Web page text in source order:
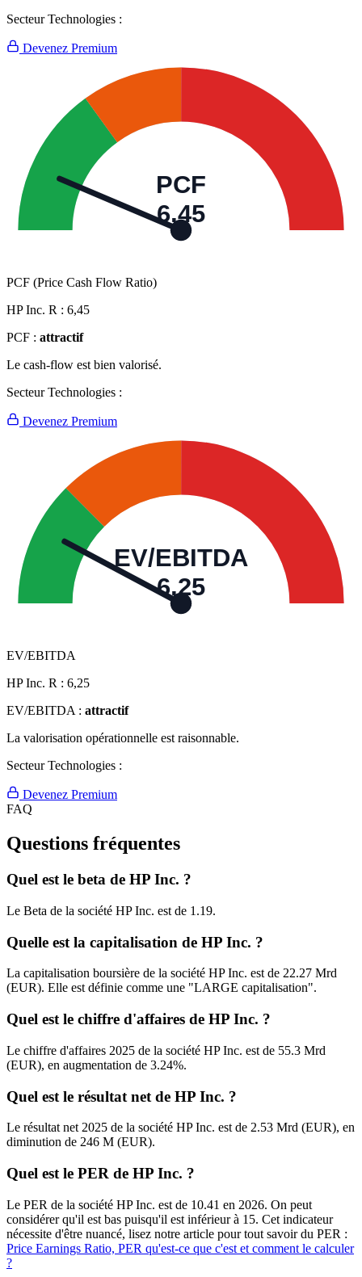
Secteur Technologies :
Devenez Premium
PCF
6,45
PCF (Price Cash Flow Ratio)
HP Inc. R : 6,45
PCF : attractif
Le cash-flow est bien valorisé.
Secteur Technologies :
Devenez Premium
EV/EBITDA
6,25
EV/EBITDA
HP Inc. R : 6,25
EV/EBITDA : attractif
La valorisation opérationnelle est raisonnable.
Secteur Technologies :
Devenez Premium
FAQ
Questions fréquentes
Quel est le beta de HP Inc. ?
Le Beta de la société HP Inc. est de 1.19.
Quelle est la capitalisation de HP Inc. ?
La capitalisation boursière de la société HP Inc. est de 22.27 Mrd
(EUR). Elle est définie comme une "LARGE capitalisation".
Quel est le chiffre d'affaires de HP Inc. ?
Le chiffre d'affaires 2025 de la société HP Inc. est de 55.3 Mrd
(EUR), en augmentation de 3.24%.
Quel est le résultat net de HP Inc. ?
Le résultat net 2025 de la société HP Inc. est de 2.53 Mrd (EUR), en
diminution de 246 M (EUR).
Quel est le PER de HP Inc. ?
Le PER de la société HP Inc. est de 10.41 en 2026. On peut
considérer qu'il est bas puisqu'il est inférieur à 15. Cet indicateur
nécessite d'être nuancé, lisez notre article pour tout savoir du PER :
Price Earnings Ratio, PER qu'est-ce que c'est et comment le calculer
?